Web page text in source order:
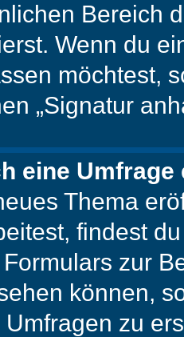
Bereich
Wenn du
möchtest,
„Signatur
eine
Thema
findest
zur
können,
zu